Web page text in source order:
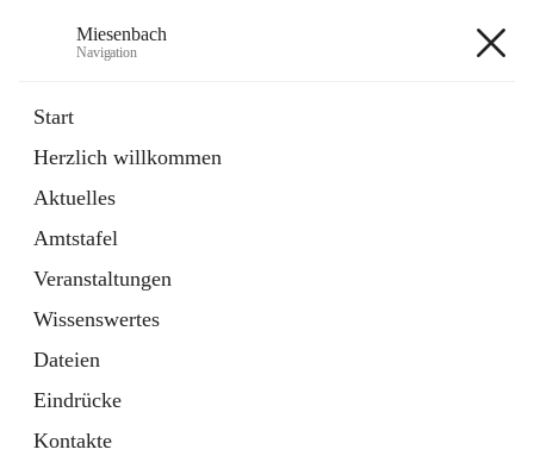
Miesenbach
Navigation
Start
Herzlich willkommen
Aktuelles
Amtstafel
Veranstaltungen
Wissenswertes
Dateien
Eindrücke
Kontakte
Externe Webseite
in
Tab
Region Schneebergland
Externe Webseite
öffnet
in
neuem
Tab